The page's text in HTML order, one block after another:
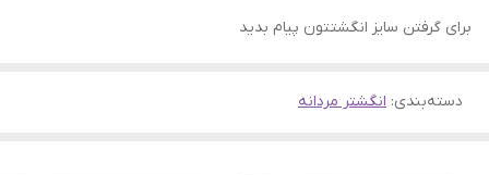
برای گرفتن سایز انگشتتون پیام بدید
دسته‌بندی: انگشتر مردانه